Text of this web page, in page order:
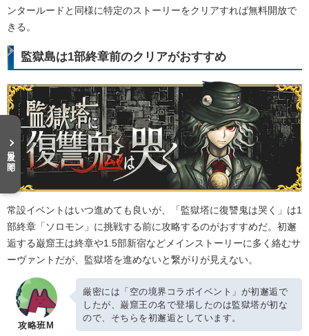
ンタールードと同様に特定のストーリーをクリアすれば無料開放で
きる。
監獄島は1部終章前のクリアがおすすめ
常設イベントはいつ進めても良いが、「監獄塔に復讐鬼は哭く」は1
部終章「ソロモン」に挑戦する前に攻略するのがおすすめだ。初邂
逅する巌窟王は終章や1.5部新宿などメインストーリーに多く絡むサ
ーヴァントだが、監獄塔を進めないと繋がりが見えない。
攻略班M
厳密には「空の境界コラボイベント」が初邂逅で
したが、巌窟王の名で登場したのは監獄塔が初な
ので、そちらを初邂逅としています。
目次を開く